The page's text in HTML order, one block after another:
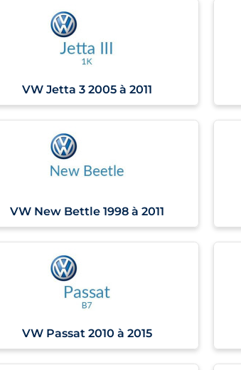
VW Jetta 3 2005 à 2011
VW New Bettle 1998 à 2011
VW Passat 2010 à 2015